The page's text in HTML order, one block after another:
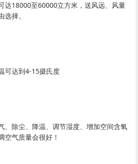
达18000至60000立方米，送风远、风量
择。
可达到4-15摄氏度
、除尘、降温、调节湿度、增加空间含氧
空气质量会很好！